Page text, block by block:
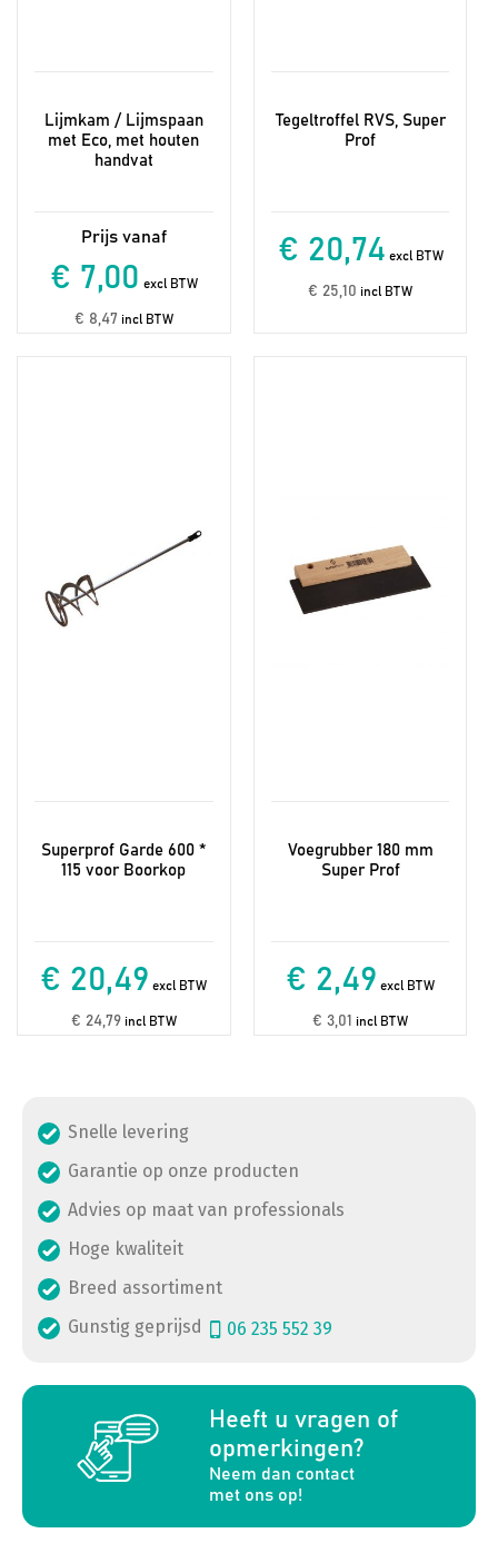
Lijmkam / Lijmspaan
met Eco, met houten
handvat
€ 7,00 excl BTW
€ 8,47 incl BTW
Tegeltroffel RVS, Super
Prof
€ 20,74 excl BTW
€ 25,10 incl BTW
Superprof Garde 600 *
115 voor Boorkop
€ 20,49 excl BTW
€ 24,79incl BTW
Voegrubber 180 mm
Super Prof
€ 2,49 excl BTW
€ 3,01 incl BTW
Snelle levering
Garantie op onze producten
Advies op maat van professionals
Hoge kwaliteit
Breed assortiment
Gunstig geprijsd
06 235 552 39
Heeft u vragen of
opmerkingen?
Neem dan contact
met ons op!
a